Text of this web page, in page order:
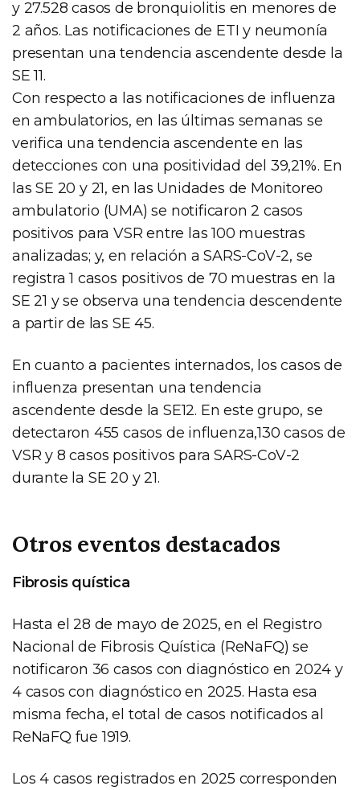
y 27.528 casos de bronquiolitis en menores de
2 años. Las notificaciones de ETI y neumonía
presentan una tendencia ascendente desde la
SE 11.
Con respecto a las notificaciones de influenza
en ambulatorios, en las últimas semanas se
verifica una tendencia ascendente en las
detecciones con una positividad del 39,21%. En
las SE 20 y 21, en las Unidades de Monitoreo
ambulatorio (UMA) se notificaron 2 casos
positivos para VSR entre las 100 muestras
analizadas; y, en relación a SARS-CoV-2, se
registra 1 casos positivos de 70 muestras en la
SE 21 y se observa una tendencia descendente
a partir de las SE 45.
En cuanto a pacientes internados, los casos de
influenza presentan una tendencia
ascendente desde la SE12. En este grupo, se
detectaron 455 casos de influenza,130 casos de
VSR y 8 casos positivos para SARS-CoV-2
durante la SE 20 y 21.
Otros eventos destacados
Fibrosis quística
Hasta el 28 de mayo de 2025, en el Registro
Nacional de Fibrosis Quística (ReNaFQ) se
notificaron 36 casos con diagnóstico en 2024 y
4 casos con diagnóstico en 2025. Hasta esa
misma fecha, el total de casos notificados al
ReNaFQ fue 1919.
Los 4 casos registrados en 2025 corresponden